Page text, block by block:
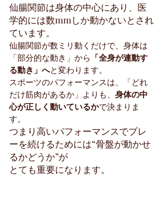
仙腸関節は身体の中心にあり、医
学的には数mmしか動かないとされ
ています。
仙腸関節が数ミリ動くだけで、身体は
「部分的な動き」から 「全身が連動す
る動き」へと変わります。
スポーツのパフォーマンスは、「どれ
だけ筋肉があるか」よりも、 身体の中
心が正しく動いているかで決まりま
す。
つまり高いパフォーマンスでプレ
ーを続けるためには“骨盤が動かせ
るかどうか”が
とても重要になります。